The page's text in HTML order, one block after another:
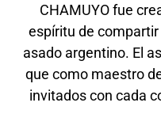
CHAMUYO fue
espíritu de
asado argentino. El
que como maestro
invitados con cada